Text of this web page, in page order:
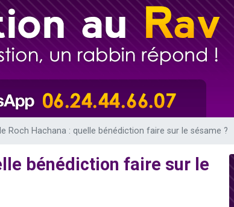
de faire un don pour Tsédaka : pauvres d'Israel
: Visions de grandeur n°104 : Le Chabbath et le Birkat
Maasser
étudier en groupe sur Zoom
Maasser
Roch Hachana : quelle bénédiction faire sur le sésame ?
bénédiction faire sur le